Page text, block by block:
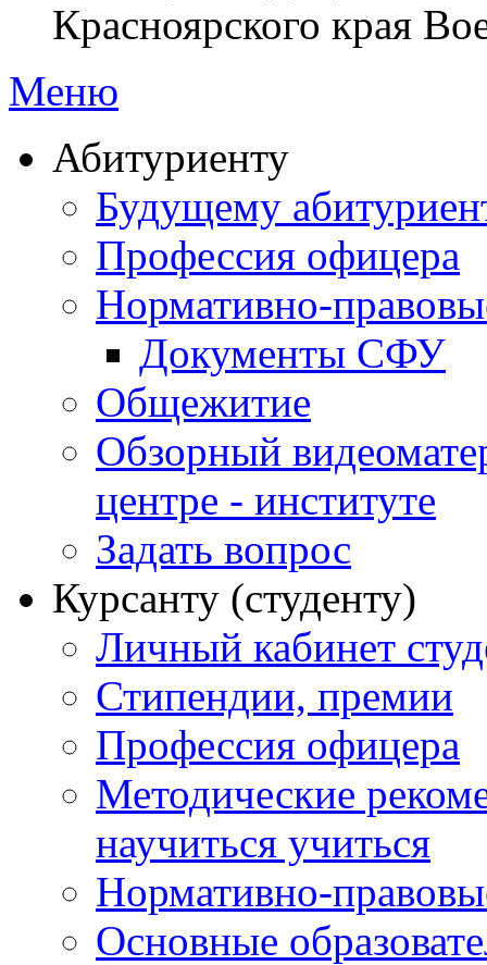
Красноярского края
Меню
Абитуриенту
Будущему
Профессия офицера
Нормативно-
Документы СФУ
Общежитие
Обзорный
центре - институте
Задать вопрос
Курсанту (студенту)
Личный кабинет
Стипендии, премии
Профессия офицера
Методические
научиться учиться
Нормативно-
Основные